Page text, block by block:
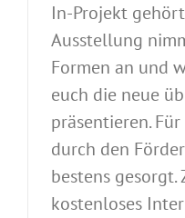
In-Projekt
Ausstellung
Formen an und
euch die neue
präsentieren.
durch den
bestens
kostenloses